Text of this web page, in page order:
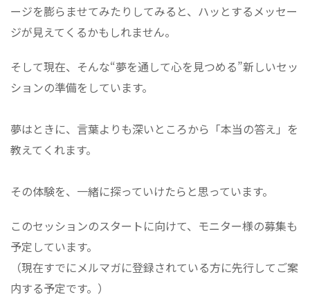
ージを膨らませてみたりしてみると、ハッとするメッセー
ジが見えてくるかもしれません。
そして現在、そんな“夢を通して心を見つめる”新しいセッ
ションの準備をしています。
夢はときに、言葉よりも深いところから「本当の答え」を
教えてくれます。
その体験を、一緒に探っていけたらと思っています。
このセッションのスタートに向けて、モニター様の募集も
予定しています。
（現在すでにメルマガに登録されている方に先行してご案
内する予定です。）